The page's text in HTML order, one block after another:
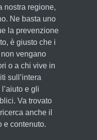
nostra regione,
Ne basta uno
la prevenzione
è giusto che i
vengano
o a chi vive in
sull’intera
e gli
Va trovato
anche il
e contenuto.